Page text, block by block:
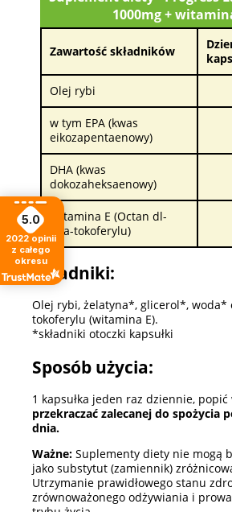
1000mg +
Zawartość składników
Olej rybi
w tym EPA (kwas
eikozapentaenowy)
DHA (kwas
dokozaheksaenowy)
Witamina E (Octan dl-
alfa-tokoferylu)
Składniki:
Olej rybi, żelatyna*, glicerol*, woda*
tokoferylu (witamina E).
*składniki otoczki kapsułki
Sposób użycia:
1 kapsułka jeden raz dziennie, popić
przekraczać zalecanej do spożycia
dnia.
Ważne: Suplementy diety nie mogą
jako substytut (zamiennik)
Utrzymanie prawidłowego stanu
zrównoważonego odżywiania i
5.0
2022 opinii
z całego
okresu